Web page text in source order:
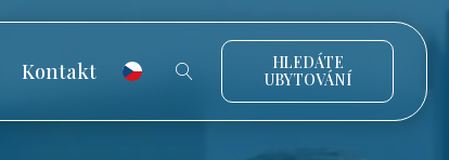
Kontakt
HLEDÁTE
UBYTOVÁNÍ